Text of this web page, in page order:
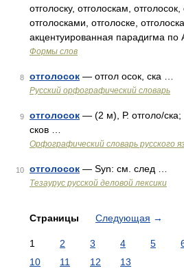
отголоску, отголоскам, отголосок,
отголосками, отголоске,
акцентуированная парадигма по
Формы слов
8 отголосок — отгол осок, ска …
Русский орфографический словарь
9 отголосок — (2 м), Р. отголо/ска;
сков …
Орфографический словарь русского
10 отголосок — Syn: см. след …
Тезаурус русской деловой лексики
Страницы Следующая →
1 2 3 4 5
10
11 12 13